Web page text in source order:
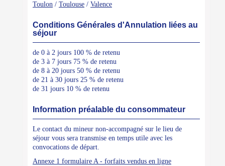
Toulon / Toulouse / Valence
Conditions Générales d'Annulation liées au
séjour
de 0 à 2 jours 100 % de retenu
de 3 à 7 jours 75 % de retenu
de 8 à 20 jours 50 % de retenu
de 21 à 30 jours 25 % de retenu
de 31 jours 10 % de retenu
Information préalable du consommateur
Le contact du mineur non-accompagné sur le lieu de
séjour vous sera transmise en temps utile avec les
convocations de départ.
Annexe 1 formulaire A - forfaits vendus en ligne